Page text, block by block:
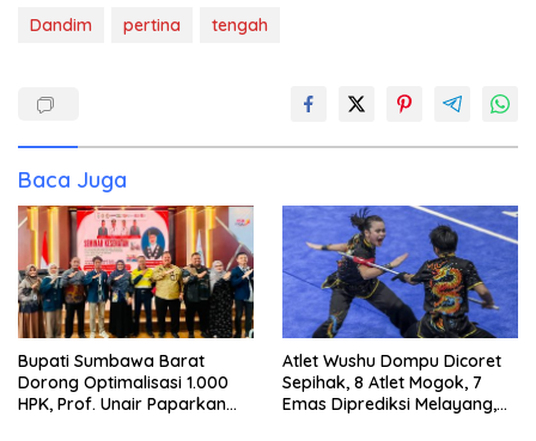
Dandim pertina tengah
Baca Juga
Bupati Sumbawa Barat
Dorong Optimalisasi 1.000
HPK, Prof. Unair Paparkan
Atlet Wushu Dompu Dicoret
Sepihak, 8 Atlet Mogok, 7
Emas Diprediksi Melayang,